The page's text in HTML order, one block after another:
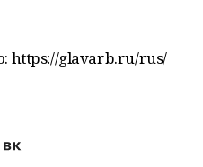
https://glavarb.ru/rus/